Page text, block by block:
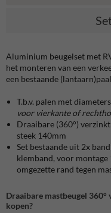
Aluminium beugelset met
het monteren van een
een bestaande
T.b.v. palen met
voor vierkante of
Draaibare (360°)
steek 140mm
Set bestaande uit 2x
klemband, voor
omgezette rand tegen
Draaibare mastbeugel 360°
kopen?